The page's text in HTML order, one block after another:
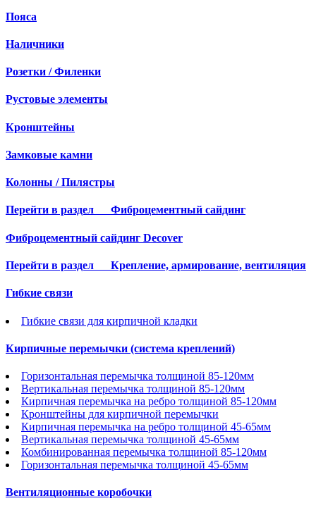
Пояса
Наличники
Розетки / Филенки
Рустовые элементы
Кронштейны
Замковые камни
Колонны / Пилястры
Перейти в раздел Фиброцементный сайдинг
Фиброцементный сайдинг Decover
Перейти в раздел Крепление, армирование, вентиляция
Гибкие связи
Гибкие связи для кирпичной кладки
Кирпичные перемычки (система креплений)
Горизонтальная перемычка толщиной 85-120мм
Вертикальная перемычка толщиной 85-120мм
Кирпичная перемычка на ребро толщиной 85-120мм
Кронштейны для кирпичной перемычки
Кирпичная перемычка на ребро толщиной 45-65мм
Вертикальная перемычка толщиной 45-65мм
Комбинированная перемычка толщиной 85-120мм
Горизонтальная перемычка толщиной 45-65мм
Вентиляционные коробочки